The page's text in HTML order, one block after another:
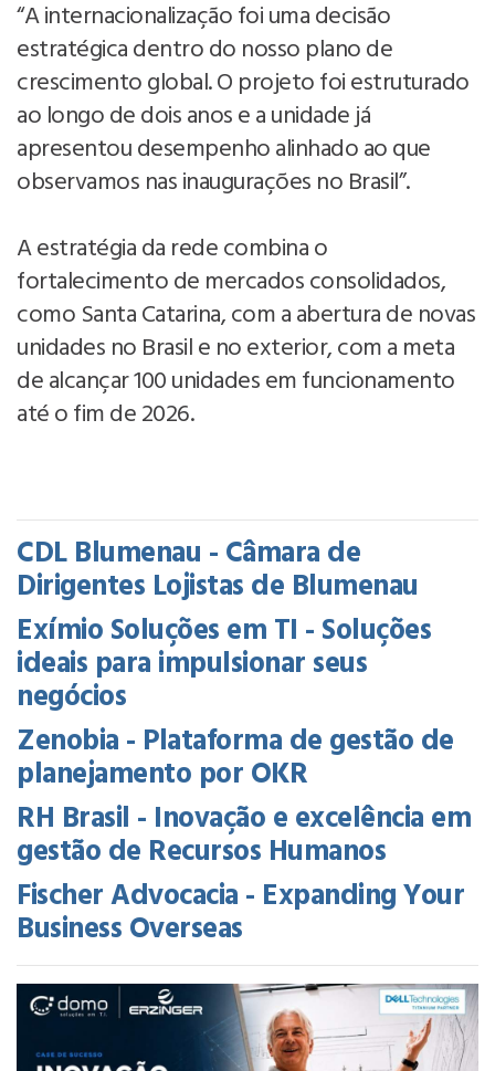
“A internacionalização foi uma decisão
estratégica dentro do nosso plano de
crescimento global. O projeto foi estruturado
ao longo de dois anos e a unidade já
apresentou desempenho alinhado ao que
observamos nas inaugurações no Brasil”.
A estratégia da rede combina o
fortalecimento de mercados consolidados,
como Santa Catarina, com a abertura de novas
unidades no Brasil e no exterior, com a meta
de alcançar 100 unidades em funcionamento
até o fim de 2026.
CDL Blumenau - Câmara de
Dirigentes Lojistas de Blumenau
Exímio Soluções em TI - Soluções
ideais para impulsionar seus
negócios
Zenobia - Plataforma de gestão de
planejamento por OKR
RH Brasil - Inovação e excelência em
gestão de Recursos Humanos
Fischer Advocacia - Expanding Your
Business Overseas